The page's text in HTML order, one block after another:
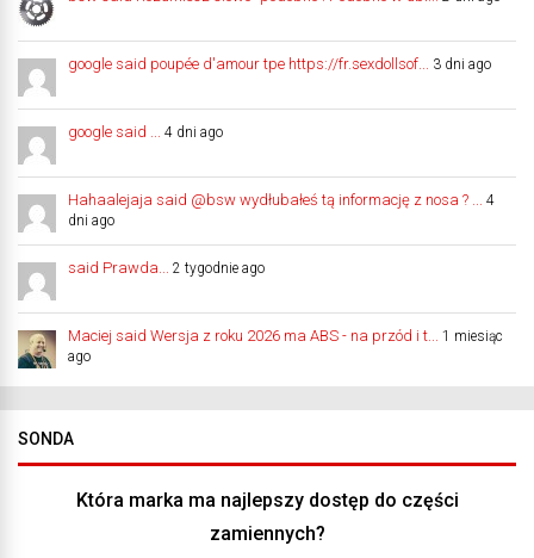
google said poupée d'amour tpe https://fr.sexdollsof... 3 dni ago
google said ... 4 dni ago
Hahaalejaja said @bsw wydłubałeś tą informację z nosa ? ...
4
dni ago
said Prawda... 2 tygodnie ago
Maciej said Wersja z roku 2026 ma ABS - na przód i t...
1 miesiąc
ago
SONDA
Która marka ma najlepszy dostęp do części
zamiennych?